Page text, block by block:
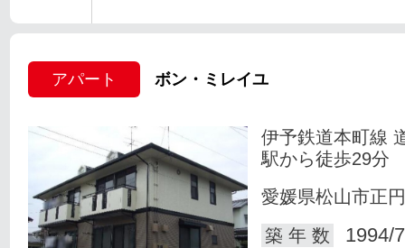
アパート ボン・ミレイユ
伊予鉄道本町線
駅から徒歩29分
愛媛県松山市正
築 年 数
1994/